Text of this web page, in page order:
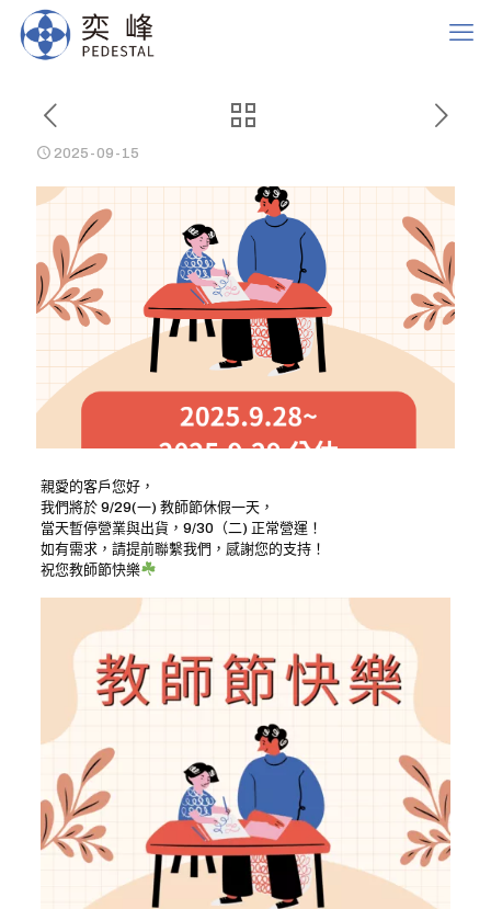
2025-09-15
親愛的客戶您好，
我們將於 9/29(一) 教師節休假一天，
當天暫停營業與出貨，9/30（二) 正常營運！
如有需求，請提前聯繫我們，感謝您的支持！
祝您教師節快樂